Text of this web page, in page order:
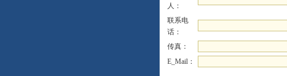
人：
联系电
话：
传真：
E_Mail：